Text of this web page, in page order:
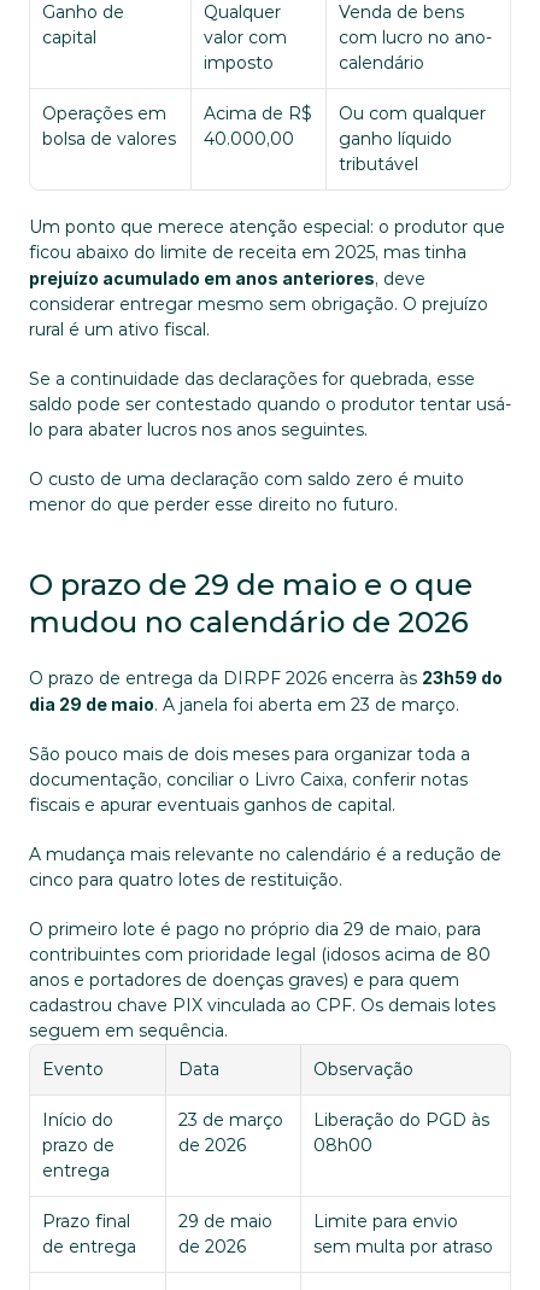
Ganho de
capital
Qualquer
valor com
imposto
Venda de bens
com lucro no ano-
calendário
Operações em
bolsa de valores
Acima de R$
40.000,00
Ou com qualquer
ganho líquido
tributável
Um ponto que merece atenção especial: o produtor que
prejuízo acumulado em anos anteriores, deve
considerar entregar mesmo sem obrigação. O prejuízo
rural é um ativo fiscal.
Se a continuidade das declarações for quebrada, esse
saldo pode ser contestado quando o produtor tentar usá-
lo para abater lucros nos anos seguintes.
O custo de uma declaração com saldo zero é muito
menor do que perder esse direito no futuro.
O prazo de 29 de maio e o que
mudou no calendário de 2026
O prazo de entrega da DIRPF 2026 encerra às 23h59 do
dia 29 de maio. A janela foi aberta em 23 de março.
São pouco mais de dois meses para organizar toda a
documentação, conciliar o Livro Caixa, conferir notas
fiscais e apurar eventuais ganhos de capital.
A mudança mais relevante no calendário é a redução de
cinco para quatro lotes de restituição.
O primeiro lote é pago no próprio dia 29 de maio, para
contribuintes com prioridade legal (idosos acima de 80
anos e portadores de doenças graves) e para quem
cadastrou chave PIX vinculada ao CPF. Os demais lotes
seguem em sequência.
Evento
Data Observação
Início do
prazo de
entrega
23 de março
de 2026
Liberação do PGD às
08h00
Prazo final
de entrega
29 de maio
de 2026
Limite para envio
sem multa por atraso